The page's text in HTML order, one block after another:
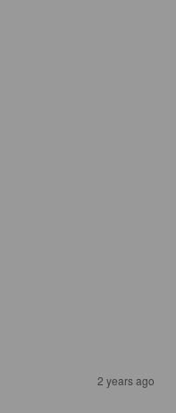
2 years ago